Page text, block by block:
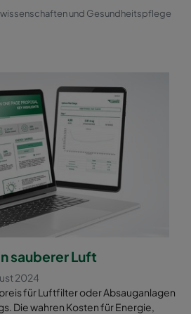
und Gesundheitspflege
sauberer Luft
2024
für Luftfilter oder Absauganlagen
Die wahren Kosten für Energie,